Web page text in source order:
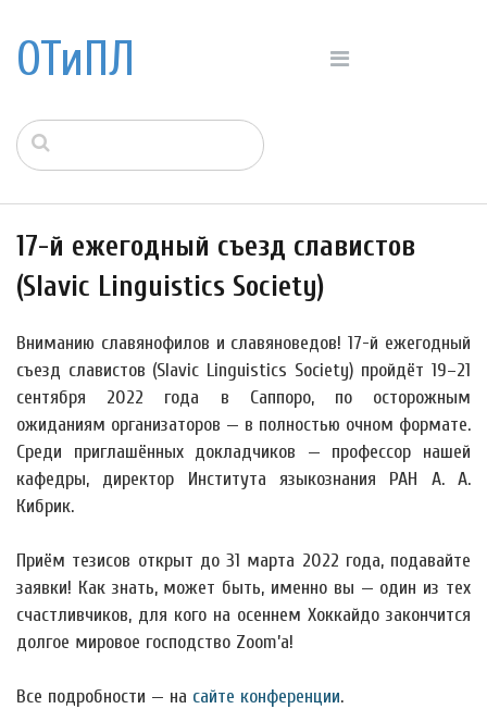
ОТиПЛ
17-й ежегодный съезд славистов
(Slavic Linguistics Society)
Вниманию славянофилов и славяноведов! 17-й ежегодный
съезд славистов (Slavic Linguistics Society) пройдёт 19–21
сентября 2022 года в Саппоро, по осторожным
ожиданиям организаторов — в полностью очном формате.
Среди приглашённых докладчиков — профессор нашей
кафедры, директор Института языкознания РАН А. А.
Кибрик.
Приём тезисов открыт до 31 марта 2022 года, подавайте
заявки! Как знать, может быть, именно вы — один из тех
счастливчиков, для кого на осеннем Хоккайдо закончится
долгое мировое господство Zoom’а!
Все подробности — на сайте конференции.